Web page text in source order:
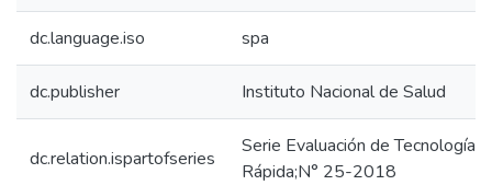
dc.language.iso spa
dc.publisher Instituto Nacional de Salud
dc.relation.ispartofseries
Serie Evaluación de Tecnología
Rápida;N° 25-2018